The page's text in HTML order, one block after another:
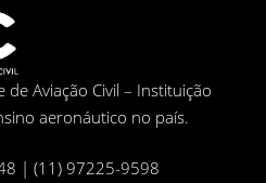
Aviação Civil – Instituição
aeronáutico no país.
| (11) 97225-9598